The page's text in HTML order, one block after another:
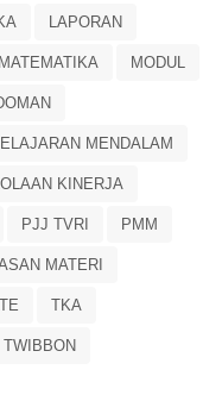
LAPORAN
MATEMATIKA MODUL
MENDALAM
KINERJA
PJJ TVRI PMM
MATERI
TKA
TWIBBON